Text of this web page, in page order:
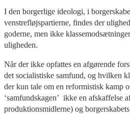
I den borgerlige ideologi, i
venstrefløjspartierne, findes der
goderne, men ikke
uligheden.
Når der ikke opfattes en afgørende
det socialistiske samfund, og hvilken
der kun tale om en reformistisk kamp
‘samfundskagen’ ikke en afskaffelse
produktionsmidlerne) og borgerskabets